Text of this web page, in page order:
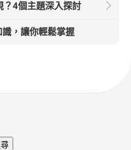
？4個主題深入探討
，讓你輕鬆掌握